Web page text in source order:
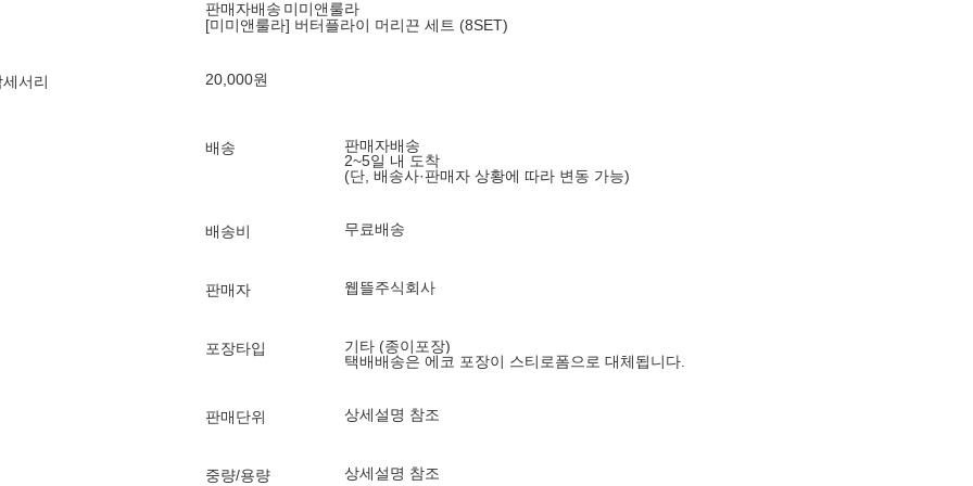
서리
판매자배송 미미앤룰라
[미미앤룰라] 버터플라이 머리끈 세트 (8SET)
20,000원
배송
판매자배송
2~5일 내 도착
(단, 배송사·판매자 상황에 따라 변동 가능)
배송비 무료배송
판매자 웹뜰주식회사
포장타입
기타 (종이포장)
택배배송은 에코 포장이 스티로폼으로 대체됩니다.
판매단위 상세설명 참조
중량/용량 상세설명 참조